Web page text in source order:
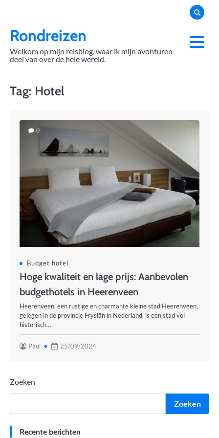
contentRondreizen
Welkom op mijn reisblog, waar ik mijn avonturen
deel van over de hele wereld.
Tag: Hotel
0
Budget hotel
Hoge kwaliteit en lage prijs: Aanbevolen
budgethotels in Heerenveen
Heerenveen, een rustige en charmante kleine stad Heerenveen,
gelegen in de provincie Fryslân in Nederland, is een stad vol
historisch…
Paul 25/09/2024
Zoeken
Zoeken
Recente berichten